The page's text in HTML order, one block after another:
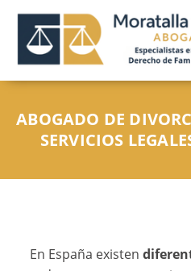
ABOGADO DE
SERVICIOS
En España existen